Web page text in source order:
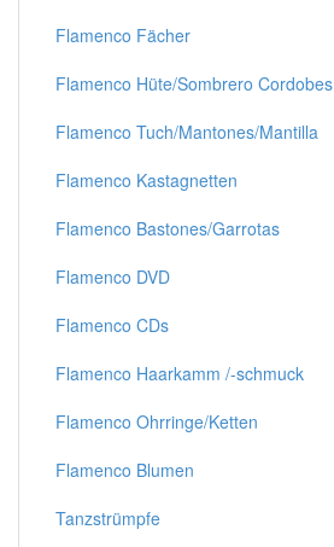
Flamenco Fächer
Flamenco Hüte/Sombrero Cordobes
Flamenco Tuch/Mantones/Mantilla
Flamenco Kastagnetten
Flamenco Bastones/Garrotas
Flamenco DVD
Flamenco CDs
Flamenco Haarkamm /-schmuck
Flamenco Ohrringe/Ketten
Flamenco Blumen
Tanzstrümpfe